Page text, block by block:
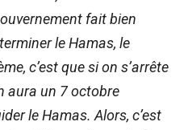
fait bien
le Hamas, le
c’est que si on s’arrête
aura un 7 octobre
le Hamas. Alors, c’est